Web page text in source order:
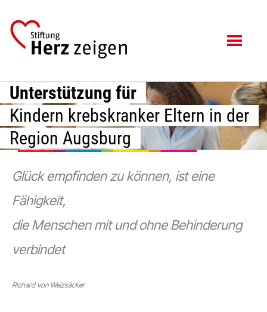
Inhalt
springen
Fußzeile
springen
Unterstützung für
Kindern krebskranker Eltern in der
Region Augsburg
Glück empfinden zu können, ist eine
Fähigkeit,
die Menschen mit und ohne Behinderung
verbindet
Richard von Weizsäcker